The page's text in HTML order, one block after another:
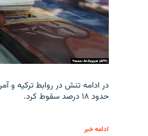
در ادامه تنش در روابط ترکیه و
حدود ۱۸ درصد سقوط کرد.
ادامه خبر